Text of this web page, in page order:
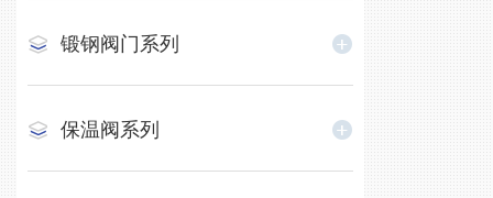
锻钢阀门系列
保温阀系列